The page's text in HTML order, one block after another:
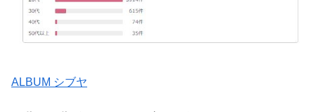
ALBUM シブヤ